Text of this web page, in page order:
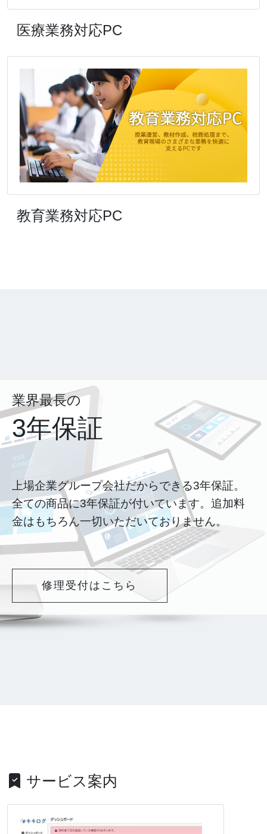
医療業務対応PC
教育業務対応PC
業界最長の
3年保証
上場企業グループ会社だからできる3年保証。
全ての商品に3年保証が付いています。追加料
金はもちろん一切いただいておりません。
修理受付はこちら
サービス案内